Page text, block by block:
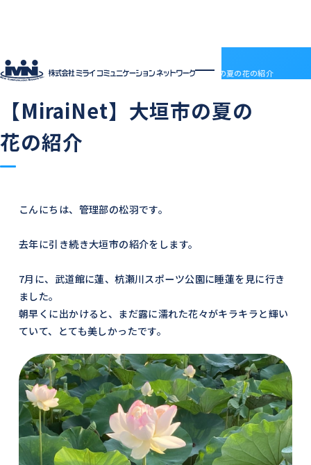
企業情報
企業情報トップ
会社概要
電子決済等代行業について
沿革
サービス
サービストップ
ドメインセンター
BSN(ミライ・ビジネスサポートネットワーク)
七宗町光インターネットサービス
国際標準デジタルインボイス対応「PeppoLink」
採用情報
ENTRY
お知らせ
プロバイダー・レンタルサーバー代理店
他社商標について
社員ブログ
HOME 社員ブログ 【MiraiNet】大垣市の夏の花の紹介
【MiraiNet】大垣市の夏の
花の紹介
こんにちは、管理部の松羽です。
去年に引き続き大垣市の紹介をします。
7月に、武道館に蓮、杭瀬川スポーツ公園に睡蓮を見に行き
ました。
朝早くに出かけると、まだ露に濡れた花々がキラキラと輝い
ていて、とても美しかったです。